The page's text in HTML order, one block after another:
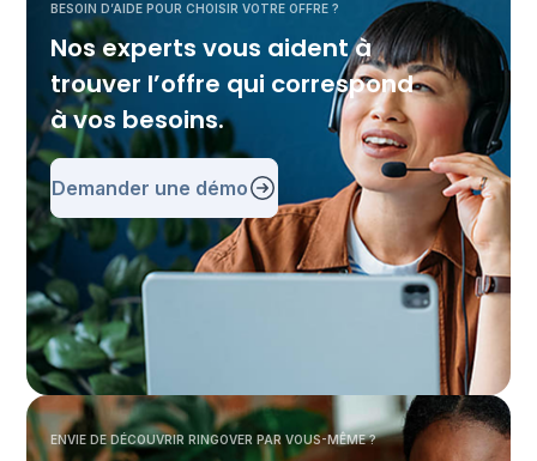
BESOIN D’AIDE POUR CHOISIR VOTRE OFFRE ?
Nos experts vous aident à
trouver l’offre qui correspond
à vos besoins.
Demander une démo
ENVIE DE DÉCOUVRIR RINGOVER PAR VOUS-MÊME ?